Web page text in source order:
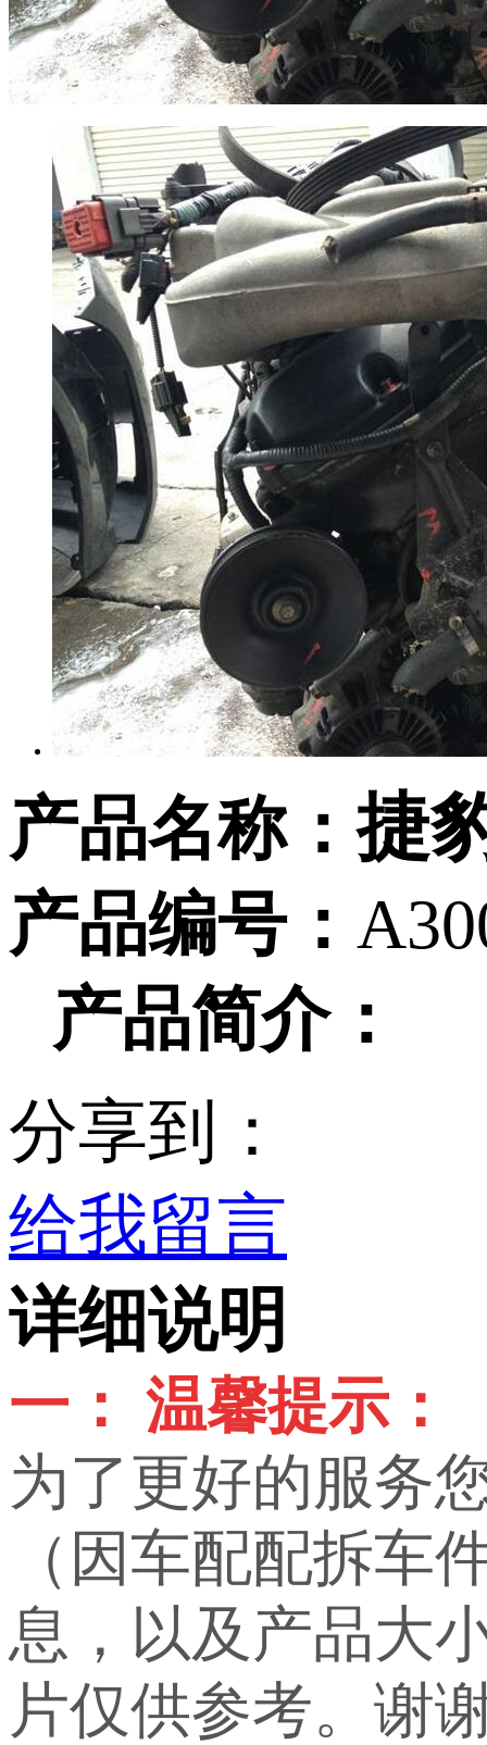
产品名称：捷
产品编号：
产品简介：
分享到：
给我留言
详细说明
一： 温馨提示：
为了更好的服务
（因车配配拆车
息，以及产品大
片仅供参考。谢